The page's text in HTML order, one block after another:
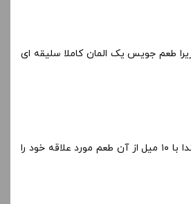
شود ، زیرا طعم جویس یک المان کاملا سلیقه ای
۱۰ میلی لیتر تستر خود این مشکل را برای شما بر طرف کرده و شما میتوانید پیش از خرید جویس های ۶۰ میل این کمپانی ، ابتدا با ۱۰ میل از آن طعم مورد علاقه خود را